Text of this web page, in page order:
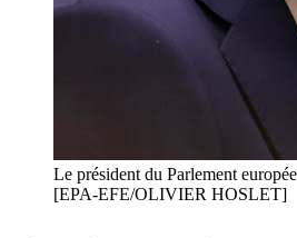
Le président du Parlement
[EPA-EFE/OLIVIER HOSLET]